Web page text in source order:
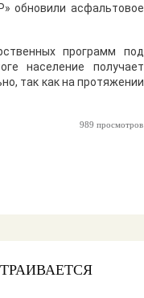
обновили асфальтовое
программ под
население получает
так как на протяжении
989 просмотров